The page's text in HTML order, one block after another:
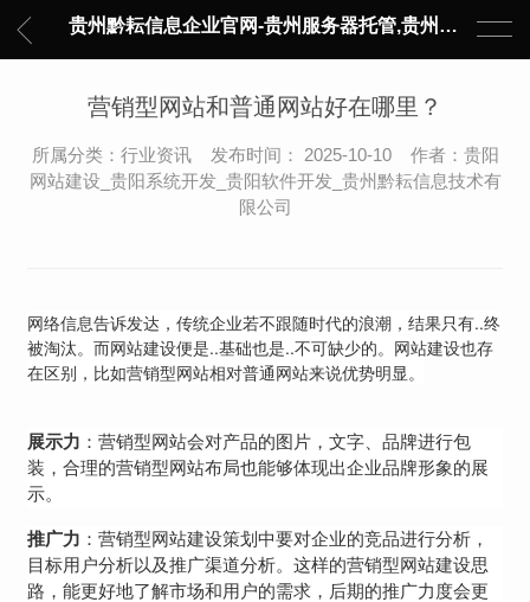
贵州黔耘信息企业官网-贵州服务器托管,贵州主机托管,云服务器托管,数据中心托管,网络设备托管,服务器租用,托管服务提供商,服务器管理-黔耘信息 贵州数据中心机柜租用-专业贵州IDC托管服务器维修
营销型网站和普通网站好在哪里？
所属分类：行业资讯 发布时间： 2025-10-10 作者：贵阳
网站建设_贵阳系统开发_贵阳软件开发_贵州黔耘信息技术有
限公司
网络信息告诉发达，传统企业若不跟随时代的浪潮，结果只有..终
被淘汰。而网站建设便是..基础也是..不可缺少的。网站建设也存
在区别，比如营销型网站相对普通网站来说优势明显。
展示力 ：营销型网站会对产品的图片，文字、品牌进行包
装，合理的营销型网站布局也能够体现出企业品牌形象的展
示。
推广力 ：营销型网站建设策划中要对企业的竞品进行分析，
目标用户分析以及推广渠道分析。这样的营销型网站建设思
路，能更好地了解市场和用户的需求，后期的推广力度会更